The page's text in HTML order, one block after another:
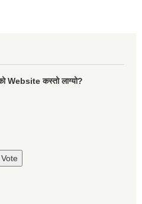
Website कस्तो लाग्यो?